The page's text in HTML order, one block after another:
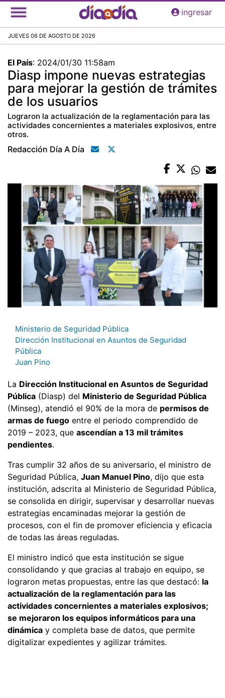
Pasar
al
principal
ingresar
JUEVES 06 DE AGOSTO DE 2026
El País: 2024/01/30 11:58am
Diasp impone nuevas estrategias
para mejorar la gestión de trámites
de los usuarios
Lograron la actualización de la reglamentación para las
actividades concernientes a materiales explosivos, entre
otros.
Redacción Día A Día
Ministerio de Seguridad Pública
Dirección Institucional en Asuntos de Seguridad
Pública
Juan Pino
La Dirección Institucional en Asuntos de Seguridad
Pública (Diasp) del Ministerio de Seguridad Pública
(Minseg), atendió el 90% de la mora de permisos de
armas de fuego entre el periodo comprendido de
2019 – 2023, que ascendían a 13 mil trámites
pendientes.
Tras cumplir 32 años de su aniversario, el ministro de
Seguridad Pública, Juan Manuel Pino, dijo que esta
institución, adscrita al Ministerio de Seguridad Pública,
se consolida en dirigir, supervisar y desarrollar nuevas
estrategias encaminadas mejorar la gestión de
procesos, con el fin de promover eficiencia y eficacia
de todas las áreas reguladas.
El ministro indicó que esta institución se sigue
consolidando y que gracias al trabajo en equipo, se
lograron metas propuestas, entre las que destacó: la
actualización de la reglamentación para las
actividades concernientes a materiales explosivos;
se mejoraron los equipos informáticos para una
dinámica y completa base de datos, que permite
digitalizar expedientes y agilizar trámites.